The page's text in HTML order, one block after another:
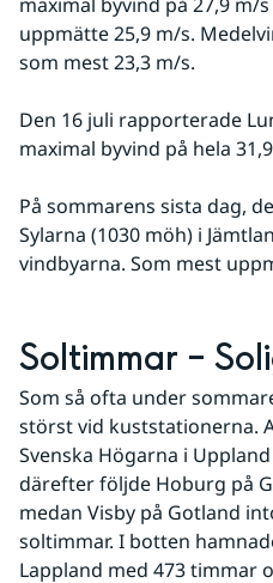
uppmätte 25,9 m/s.
som mest 23,3 m/s.
Den 16 juli rapporterade
maximal byvind på hela
På sommarens sista dag,
Sylarna (1030 möh) i
vindbyarna. Som mest
Soltimmar –
Som så ofta under
störst vid kuststationerna.
Svenska Högarna i
därefter följde Hoburg på
medan Visby på Gotland
soltimmar. I botten
Lappland med 473 timmar